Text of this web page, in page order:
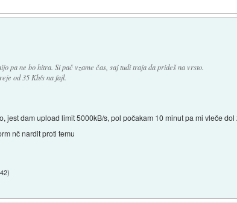
pa ne bo hitra. Si pač vzame čas, saj tudi traja da prideš na vrsto.
od 35 Kb/s na fajl.
jest dam upload limit 5000kB/s, pol počakam 10 minut pa mi vleče
nč nardit proti temu
)